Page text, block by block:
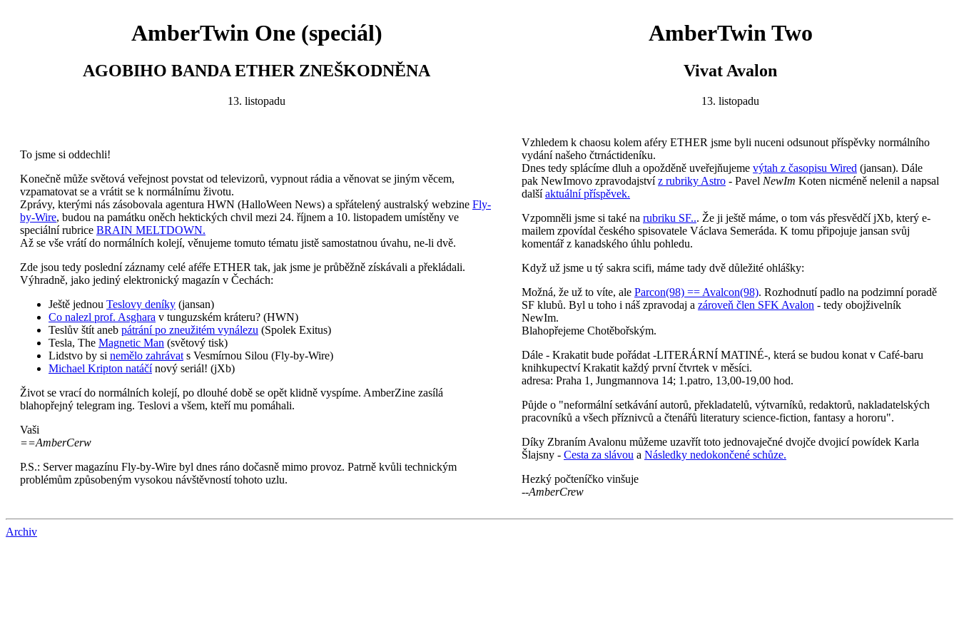
AmberTwin One (speciál)
AGOBIHO BANDA ETHER ZNEŠKODNĚNA
13. listopadu
AmberTwin Two
Vivat Avalon
13. listopadu
To jsme si oddechli!
Konečně může světová veřejnost povstat od televizorů, vypnout rádia a věnovat se jiným věcem,
vzpamatovat se a vrátit se k normálnímu životu.
Zprávy, kterými nás zásobovala agentura HWN (HalloWeen News) a spřátelený australský webzine Fly-
by-Wire, budou na památku oněch hektických chvil mezi 24. říjnem a 10. listopadem umístěny ve
speciální rubrice BRAIN MELTDOWN.
Až se vše vrátí do normálních kolejí, věnujeme tomuto tématu jistě samostatnou úvahu, ne-li dvě.
Zde jsou tedy poslední záznamy celé aféře ETHER tak, jak jsme je průběžně získávali a překládali.
Výhradně, jako jediný elektronický magazín v Čechách:
Ještě jednou Teslovy deníky (jansan)
Co nalezl prof. Asghara v tunguzském kráteru? (HWN)
Teslův štít aneb pátrání po zneužitém vynálezu (Spolek Exitus)
Tesla, The Magnetic Man (světový tisk)
Lidstvo by si nemělo zahrávat s Vesmírnou Silou (Fly-by-Wire)
Michael Kripton natáčínový seriál! (jXb)
Život se vrací do normálních kolejí, po dlouhé době se opět klidně vyspíme. AmberZine zasílá
blahopřejný telegram ing. Teslovi a všem, kteří mu pomáhali.
Vaši
==AmberCerw
P.S.: Server magazínu Fly-by-Wire byl dnes ráno dočasně mimo provoz. Patrně kvůli technickým
problémům způsobeným vysokou návštěvností tohoto uzlu.
Vzhledem k chaosu kolem aféry ETHER jsme byli nuceni odsunout příspěvky normálního
vydání našeho čtrnáctideníku.
Dnes tedy splácíme dluh a opožděně uveřejňujeme výtah z časopisu Wired (jansan). Dále
pak NewImovo zpravodajstvíz rubriky Astro - Pavel NewIm Koten nicméně nelenil a napsal
dalšíaktuální příspěvek.
Vzpomněli jsme si také na rubriku SF... Že ji ještě máme, o tom vás přesvědčí jXb, který e-
mailem zpovídal českého spisovatele Václava Semeráda. K tomu připojuje jansan svůj
komentář z kanadského úhlu pohledu.
Když už jsme u tý sakra scifi, máme tady dvě důležité ohlášky:
Možná, že už to víte, ale Parcon(98) == Avalcon(98). Rozhodnutí padlo na podzimní poradě
SF klubů. Byl u toho i náš zpravodaj a zároveň člen SFK Avalon - tedy obojživelník
NewIm.
Blahopřejeme Chotěbořským.
Dále - Krakatit bude pořádat -LITERÁRNÍ MATINÉ-, která se budou konat v Café-baru
knihkupectví Krakatit každý první čtvrtek v měsíci.
adresa: Praha 1, Jungmannova 14; 1.patro, 13,00-19,00 hod.
Půjde o "neformální setkávání autorů, překladatelů, výtvarníků, redaktorů, nakladatelských
pracovníků a všech příznivců a čtenářů literatury science-fiction, fantasy a hororu".
Díky Zbraním Avalonu můžeme uzavřít toto jednovaječné dvojče dvojicí powídek Karla
Šlajsny - Cesta za slávou a Následky nedokončené schůze.
Hezký počteníčko vinšuje
--AmberCrew
Archiv